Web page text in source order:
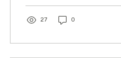
27 0